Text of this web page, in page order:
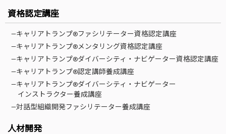
資格認定講座
—キャリアトランプ®ファシリテーター資格認定講座
—キャリアトランプ®メンタリング資格認定講座
—キャリアトランプ®ダイバーシティ・ナビゲーター資格認定講座
—キャリアトランプ®認定講師養成講座
—キャリアトランプ®ダイバーシティ・ナビゲーター
インストラクター養成講座
—対話型組織開発ファシリテーター養成講座
人材開発